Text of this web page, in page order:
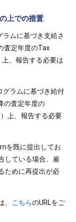
上での措置
ラムに基づき支給さ
査定年度のTax
、報告する必要は
グラムに基づき給付
の査定年度の
上、報告する必要
を既に提出してお
している場合、雇
ために再提出が必
、 こちらのURLをご